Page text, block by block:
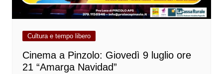
Cultura e tempo libero
Cinema a Pinzolo: Giovedì 9 luglio ore
21 “Amarga Navidad”